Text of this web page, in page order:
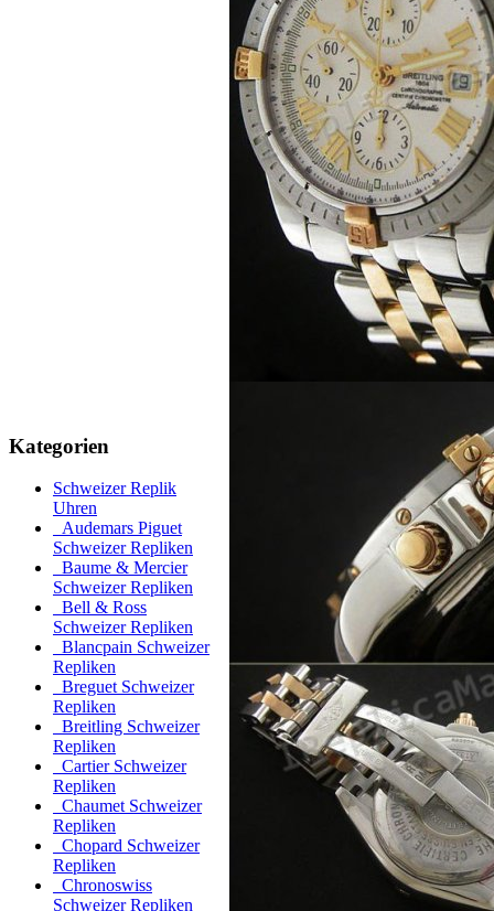
Kategorien
Schweizer Replik
Uhren
Audemars Piguet
Schweizer Repliken
Baume & Mercier
Schweizer Repliken
Bell & Ross
Schweizer Repliken
Blancpain Schweizer
Repliken
Breguet Schweizer
Repliken
Breitling Schweizer
Repliken
Cartier Schweizer
Repliken
Chaumet Schweizer
Repliken
Chopard Schweizer
Repliken
Chronoswiss
Schweizer Repliken